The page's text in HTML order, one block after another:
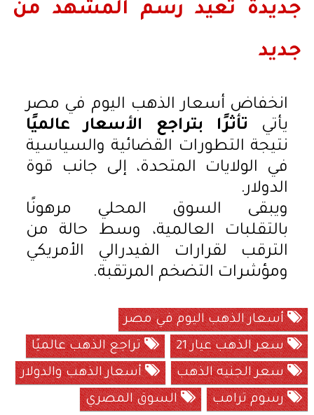
جديدة تعيد رسم المشهد من
جديد
انخفاض أسعار الذهب اليوم في مصر
يأتي تأثرًا بتراجع الأسعار عالميًا
نتيجة التطورات القضائية والسياسية
في الولايات المتحدة، إلى جانب قوة
الدولار.
ويبقى السوق المحلي مرهونًا
بالتقلبات العالمية، وسط حالة من
الترقب لقرارات الفيدرالي الأمريكي
ومؤشرات التضخم المرتقبة.
أسعار الذهب اليوم في مصر
سعر الذهب عيار 21
تراجع الذهب عالميًا
سعر الجنيه الذهب
أسعار الذهب والدولار
رسوم ترامب
السوق المصري